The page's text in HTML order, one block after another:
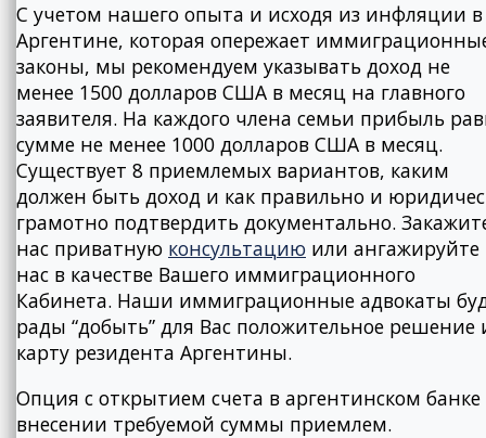
С учетом нашего опыта и исходя из инфляции в
Аргентине, которая опережает
законы, мы рекомендуем указывать доход не
менее 1500 долларов США в месяц на главного
заявителя. На каждого члена семьи прибыль
сумме не менее 1000 долларов США в месяц.
Существует 8 приемлемых вариантов, каким
должен быть доход и как правильно и
грамотно подтвердить документально.
нас приватную консультацию или ангажируйте
нас в качестве Вашего иммиграционного
Кабинета. Наши иммиграционные адвокаты
рады “добыть” для Вас положительное решение
карту резидента Аргентины.
Опция с открытием счета в аргентинском
внесении требуемой суммы приемлем.